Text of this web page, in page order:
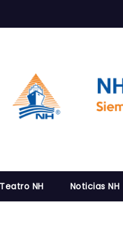
NH Noticias NH